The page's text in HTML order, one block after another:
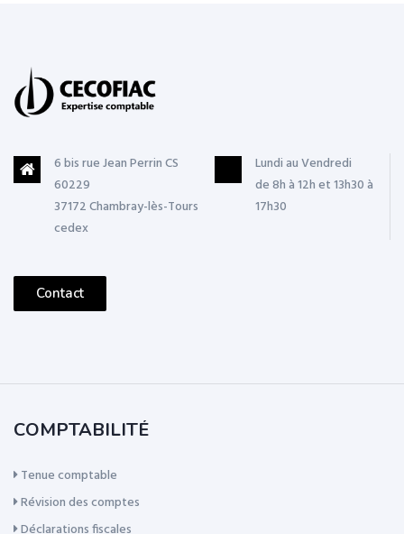
6 bis rue Jean Perrin CS
60229
37172 Chambray-lès-Tours
cedex
Lundi au Vendredi
de 8h à 12h et 13h30 à
17h30
Contact
COMPTABILITÉ
Tenue comptable
Révision des comptes